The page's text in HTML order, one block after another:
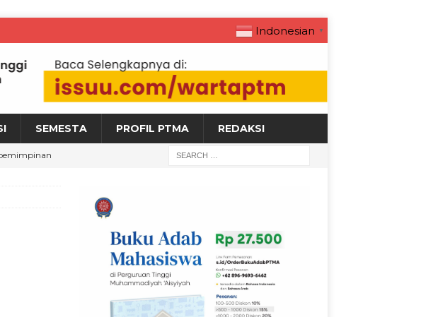
Indonesian ▼
SEMESTA PROFIL PTMA REDAKSI
Iklan